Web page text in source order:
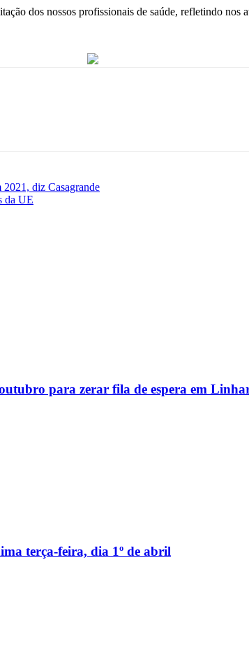
dos nossos profissionais de saúde, refletindo
diz Casagrande
da UE
para zerar fila de espera em
terça-feira, dia 1º de abril